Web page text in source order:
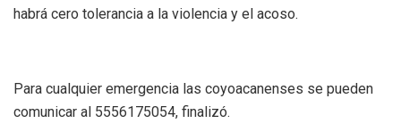
habrá cero tolerancia a la violencia y el acoso.
Para cualquier emergencia las coyoacanenses se pueden
comunicar al 5556175054, finalizó.